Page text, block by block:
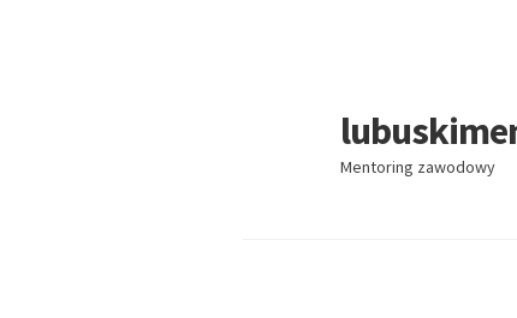
Przejdź
do
nawigacji
Przejdź
do
Mentoring zawodowy